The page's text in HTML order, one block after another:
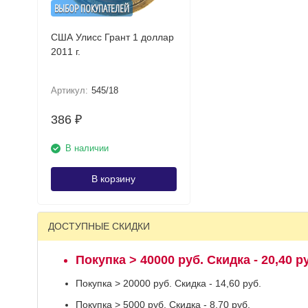
ВЫБОР ПОКУПАТЕЛЕЙ
США Улисс Грант 1 доллар
2011 г.
Артикул: 545/18
386 ₽
В наличии
В корзину
ДОСТУПНЫЕ СКИДКИ
Покупка > 40000 руб. Скидка - 20,40
Покупка > 20000 руб. Скидка - 14,60 руб.
Покупка > 5000 руб. Скидка - 8,70 руб.